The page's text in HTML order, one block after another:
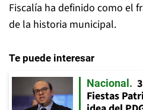
Fiscalía ha definido como el
de la historia municipal.
Te puede interesar
Nacional
Fiestas